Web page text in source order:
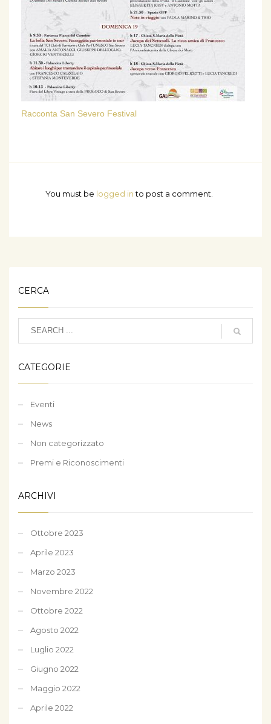
Racconta San Severo Festival
You must be logged into post a comment.
CERCA
CATEGORIE
Eventi
News
Non categorizzato
Premi e Riconoscimenti
ARCHIVI
Ottobre 2023
Aprile 2023
Marzo 2023
Novembre 2022
Ottobre 2022
Agosto 2022
Luglio 2022
Giugno 2022
Maggio 2022
Aprile 2022